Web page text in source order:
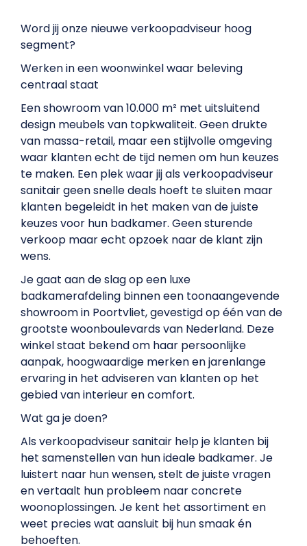
Word jij onze nieuwe verkoopadviseur hoog
segment?
Werken in een woonwinkel waar beleving
centraal staat
Een showroom van 10.000 m² met uitsluitend
design meubels van topkwaliteit. Geen drukte
van massa-retail, maar een stijlvolle omgeving
waar klanten echt de tijd nemen om hun keuzes
te maken. Een plek waar jij als verkoopadviseur
sanitair geen snelle deals hoeft te sluiten maar
klanten begeleidt in het maken van de juiste
keuzes voor hun badkamer. Geen sturende
verkoop maar echt opzoek naar de klant zijn
wens.
Je gaat aan de slag op een luxe
badkamerafdeling binnen een toonaangevende
showroom in Poortvliet, gevestigd op één van de
grootste woonboulevards van Nederland. Deze
winkel staat bekend om haar persoonlijke
aanpak, hoogwaardige merken en jarenlange
ervaring in het adviseren van klanten op het
gebied van interieur en comfort.
Wat ga je doen?
Als verkoopadviseur sanitair help je klanten bij
het samenstellen van hun ideale badkamer. Je
luistert naar hun wensen, stelt de juiste vragen
en vertaalt hun probleem naar concrete
woonoplossingen. Je kent het assortiment en
weet precies wat aansluit bij hun smaak én
behoeften.